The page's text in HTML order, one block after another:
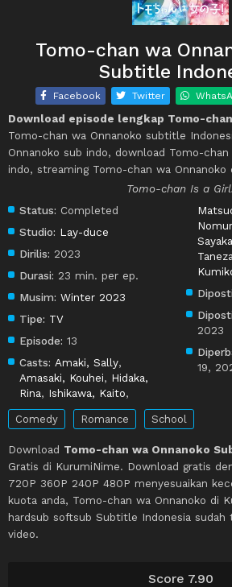
Score 7.90
Tomo-chan wa
Subtitle
Facebook Twitter
Download episode lengkap Tomo-
Tomo-chan wa Onnanoko subtitle
Onnanoko sub indo, download Tomo-chan
indo, streaming Tomo-chan wa Onnanoko
Tomo-chan Is a
Status: Completed
Studio: Lay-duce
Dirilis: 2023
Durasi: 23 min. per ep.
Musim: Winter 2023
Tipe: TV
Episode: 13
Casts: Amaki, Sally,
Amasaki, Kouhei, Hidaka,
Rina, Ishikawa, Kaito,
Sayaka
2023
19,
Comedy Romance School
Download Tomo-chan wa Onnanoko
Gratis di KurumiNime. Download gratis
720P 360P 240P 480P menyesuaikan
kuota anda, Tomo-chan wa Onnanoko di
hardsub softsub Subtitle Indonesia sudah
video.